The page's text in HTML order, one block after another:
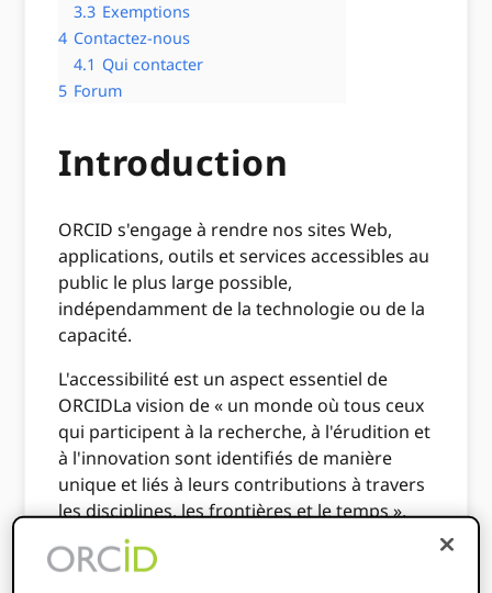
3.3 Exemptions
4 Contactez-nous
4.1 Qui contacter
5 Forum
Introduction
ORCID s'engage à rendre nos sites Web,
applications, outils et services accessibles au
public le plus large possible,
indépendamment de la technologie ou de la
capacité.
L'accessibilité est un aspect essentiel de
ORCIDLa vision de « un monde où tous ceux
qui participent à la recherche, à l'érudition et
à l'innovation sont identifiés de manière
unique et liés à leurs contributions à travers
les disciplines, les frontières et le temps ».
Un des ORCIDles valeurs de est
nous nous efforçons de garantir que chaque